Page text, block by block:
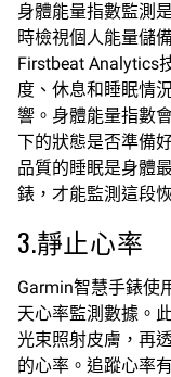
身體能量指數監測
時檢視個人能量儲
Firstbeat Analytics
度、休息和睡眠情
響。身體能量指數
下的狀態是否準備
品質的睡眠是身體
錶，才能監測這段
3.靜止心率
Garmin智慧手錶使
天心率監測數據。
光束照射皮膚，再
的心率。追蹤心率